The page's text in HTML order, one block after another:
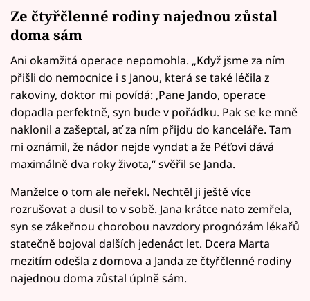
Ze čtyřčlenné rodiny najednou zůstal
doma sám
Ani okamžitá operace nepomohla. „Když jsme za ním
přišli do nemocnice i s Janou, která se také léčila z
rakoviny, doktor mi povídá: ‚Pane Jando, operace
dopadla perfektně, syn bude v pořádku. Pak se ke mně
naklonil a zašeptal, ať za ním přijdu do kanceláře. Tam
mi oznámil, že nádor nejde vyndat a že Péťovi dává
maximálně dva roky života,“ svěřil se Janda.
Manželce o tom ale neřekl. Nechtěl ji ještě více
rozrušovat a dusil to v sobě. Jana krátce nato zemřela,
syn se zákeřnou chorobou navzdory prognózám lékařů
statečně bojoval dalších jedenáct let. Dcera Marta
mezitím odešla z domova a Janda ze čtyřčlenné rodiny
najednou doma zůstal úplně sám.